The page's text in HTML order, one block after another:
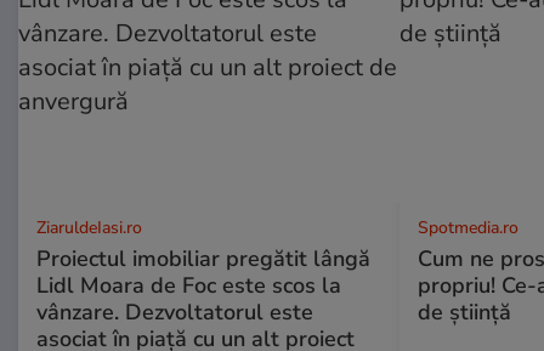
ZiaruldeIasi.ro
Proiectul imobiliar pregătit lângă
Lidl Moara de Foc este scos la
vânzare. Dezvoltatorul este
asociat în piață cu un alt proiect
Spotmedia.ro
Cum ne
propriu!
de știință